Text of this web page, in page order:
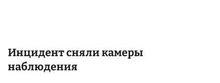
Инцидент сняли камеры
наблюдения